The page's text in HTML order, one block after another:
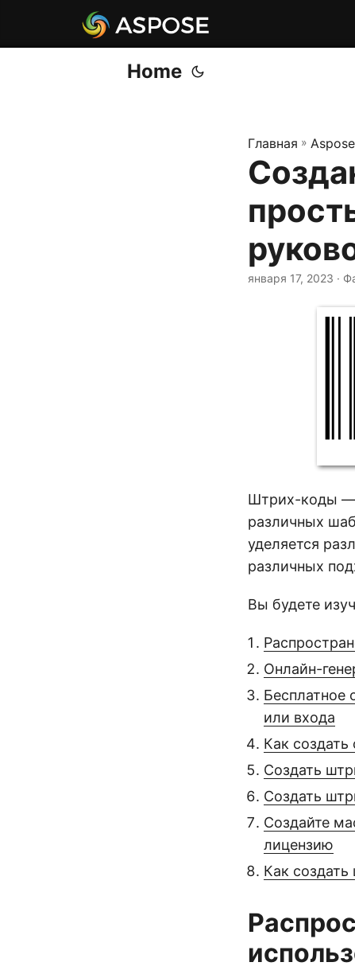
Home
Главная »
января 17, 2023 ·
Штрих-коды —
различных
уделяется
различных
Вы будете
Онлайн-
Бесплатное
или входа
Как
Создать
Создать
Создайте
лицензию
Как